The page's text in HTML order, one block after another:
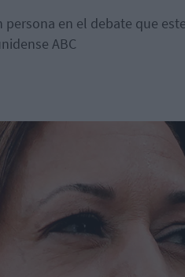
en el debate que
ABC